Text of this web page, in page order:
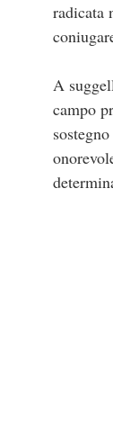
radicata
A
campo